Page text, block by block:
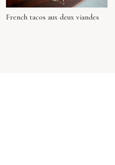
French tacos aux deux viandes